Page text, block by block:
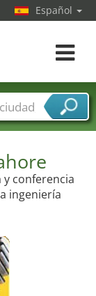
y conferencia
ingeniería
Español
toggle